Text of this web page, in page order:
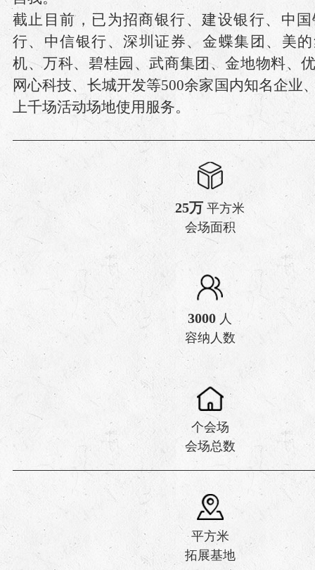
截止目前，已为招商银行、建设银行、中
行、中信银行、深圳证券、金蝶集团、美
机、万科、碧桂园、武商集团、金地物料、
网心科技、长城开发等500余家国内知名企业
上千场活动场地使用服务。
25万 平方米
会场面积
3000 人
容纳人数
个会场
会场总数
平方米
拓展基地